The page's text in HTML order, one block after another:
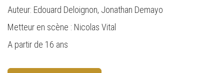
Auteur: Edouard Deloignon, Jonathan Demayo
Metteur en scène : Nicolas Vital
A partir de 16 ans